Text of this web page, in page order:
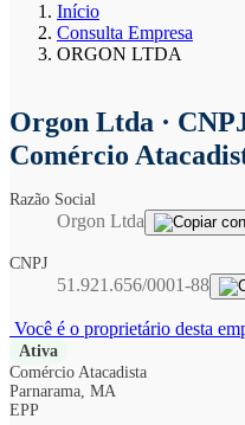
Início
Consulta Empresa
ORGON LTDA
Orgon Ltda ·
Comércio
Razão Social
Orgon Ltda
CNPJ
51.921.656/0001-88
Você é o proprietário desta
Ativa
Comércio Atacadista
Parnarama, MA
EPP